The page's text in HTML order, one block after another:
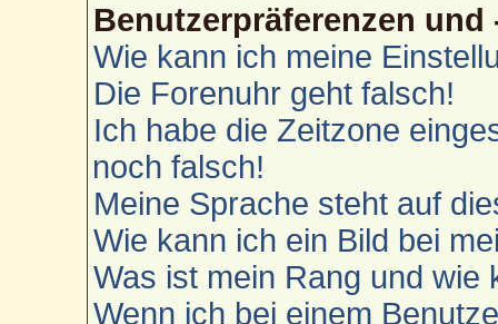
Benutzerpräferenzen
Wie kann ich meine
Die Forenuhr geht falsch!
Ich habe die Zeitzone
noch falsch!
Meine Sprache steht auf
Wie kann ich ein Bild bei
Was ist mein Rang und wie
Wenn ich bei einem